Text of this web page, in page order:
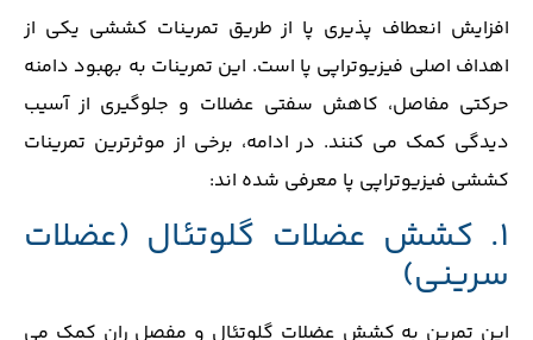
افزایش انعطاف ‌پذیری پا از طریق تمرینات کششی یکی از
اهداف اصلی فیزیوتراپی پا است. این تمرینات به بهبود دامنه
حرکتی مفاصل، کاهش سفتی عضلات و جلوگیری از آسیب
‌دیدگی کمک می‌ کنند. در ادامه، برخی از موثرترین تمرینات
کششی فیزیوتراپی پا معرفی شده‌ اند:
1. کشش عضلات گلوتئال (عضلات
سرینی)
این تمرین به کشش عضلات گلوتئال و مفصل ران کمک می